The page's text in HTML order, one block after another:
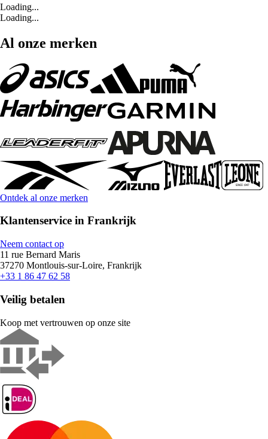
Loading...
Loading...
Al onze merken
Ontdek al onze merken
Klantenservice in Frankrijk
Neem contact op
11 rue Bernard Maris
37270 Montlouis-sur-Loire, Frankrijk
+33 1 86 47 62 58
Veilig betalen
Koop met vertrouwen op onze site